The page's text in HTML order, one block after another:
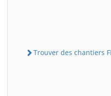
Trouver des chantiers